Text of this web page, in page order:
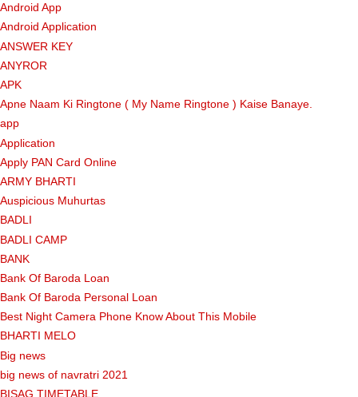
Android App
Android Application
ANSWER KEY
ANYROR
APK
Apne Naam Ki Ringtone ( My Name Ringtone ) Kaise Banaye.
app
Application
Apply PAN Card Online
ARMY BHARTI
Auspicious Muhurtas
BADLI
BADLI CAMP
BANK
Bank Of Baroda Loan
Bank Of Baroda Personal Loan
Best Night Camera Phone Know About This Mobile
BHARTI MELO
Big news
big news of navratri 2021
BISAG TIMETABLE